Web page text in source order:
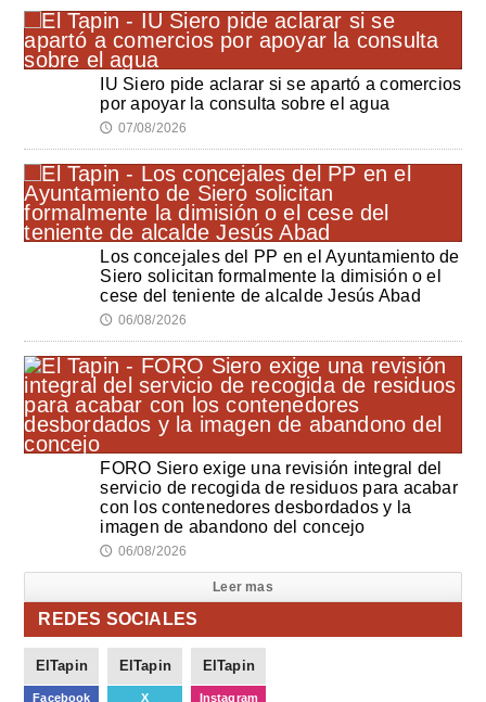
IU Siero pide aclarar si se apartó a comercios
por apoyar la consulta sobre el agua
🕔 07/08/2026
Los concejales del PP en el Ayuntamiento de
Siero solicitan formalmente la dimisión o el
cese del teniente de alcalde Jesús Abad
🕔 06/08/2026
FORO Siero exige una revisión integral del
servicio de recogida de residuos para acabar
con los contenedores desbordados y la
imagen de abandono del concejo
🕔 06/08/2026
Leer mas
REDES SOCIALES
ElTapin
Facebook
ElTapin
X
ElTapin
Instagram